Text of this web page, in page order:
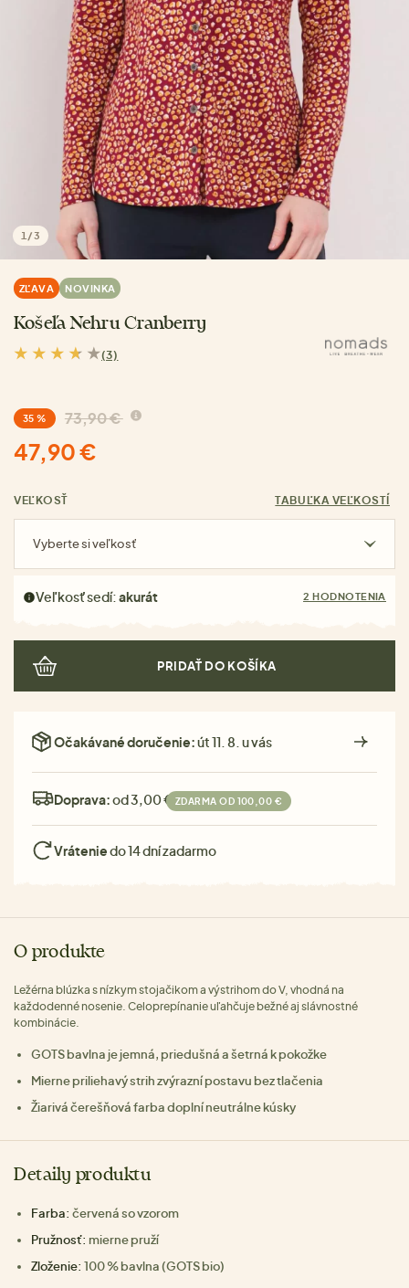
1 /3
ZĽAVA NOVINKA
Košeľa Nehru Cranberry
(3)
35 % 73,90 €
47,90 €
VEĽKOSŤ TABUĽKA VEĽKOSTÍ
Vyberte si veľkosť
Veľkosť sedí:akurát 2 HODNOTENIA
PRIDAŤ DO KOŠÍKA
Očakávané doručenie:út 11. 8. u vás
Doprava:od 3,00 € ZDARMA OD 100,00 €
Vráteniedo 14 dní zadarmo
O produkte
Ležérna blúzka s nízkym stojačikom a výstrihom do V, vhodná na
každodenné nosenie. Celoprepínanie uľahčuje bežné aj slávnostné
kombinácie.
GOTS bavlna je jemná, priedušná a šetrná k pokožke
Mierne priliehavý strih zvýrazní postavu bez tlačenia
Žiarivá čerešňová farba doplní neutrálne kúsky
Detaily produktu
Farba: červená so vzorom
Pružnosť: mierne pruží
Zloženie: 100 % bavlna (GOTS bio)